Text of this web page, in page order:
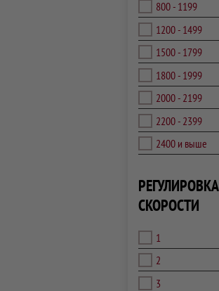
800 - 1199
1200 - 1499
1500 - 1799
1800 - 1999
2000 - 2199
2200 - 2399
2400 и выше
РЕГУЛИРОВКА
СКОРОСТИ
1
2
3